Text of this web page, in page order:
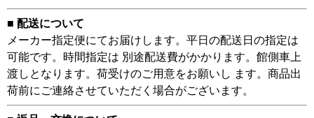
■ 配送について
メーカー指定便にてお届けします。平日の配送日の指定は
可能です。時間指定は 別途配送費がかかります。館側車上
渡しとなります。荷受けのご用意をお願いし ます。商品出
荷前にご連絡させていただく場合がございます。